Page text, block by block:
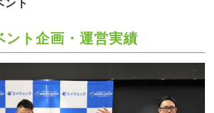
ント
ント企画・運営実績